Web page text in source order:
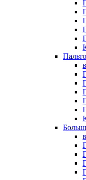
Пальто